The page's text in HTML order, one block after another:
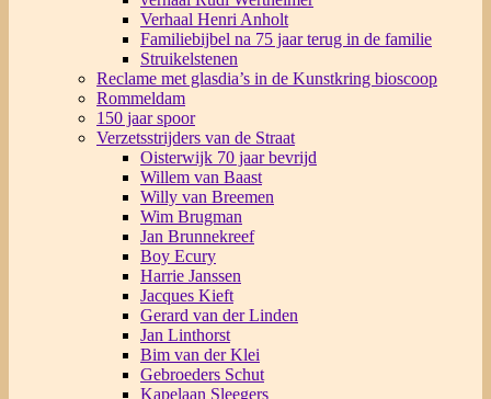
Verhaal Henri Anholt
Familiebijbel na 75 jaar terug in de familie
Struikelstenen
Reclame met glasdia’s in de Kunstkring bioscoop
Rommeldam
150 jaar spoor
Verzetsstrijders van de Straat
Oisterwijk 70 jaar bevrijd
Willem van Baast
Willy van Breemen
Wim Brugman
Jan Brunnekreef
Boy Ecury
Harrie Janssen
Jacques Kieft
Gerard van der Linden
Jan Linthorst
Bim van der Klei
Gebroeders Schut
Kapelaan Sleegers